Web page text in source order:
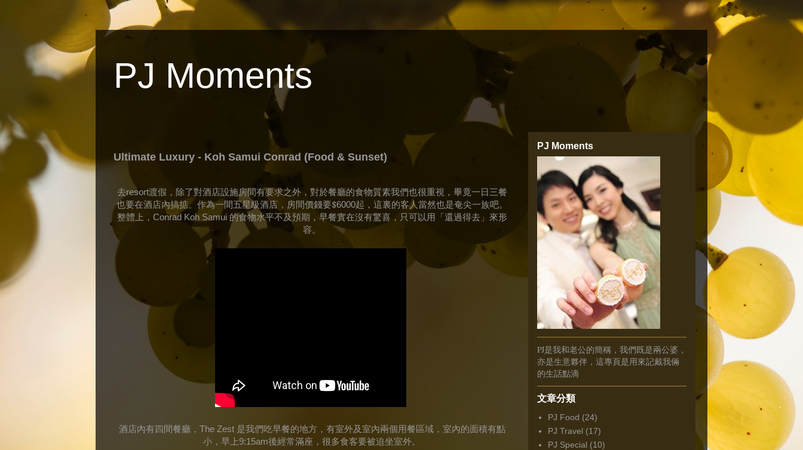
PJ Moments
Ultimate Luxury - Koh Samui Conrad (Food & Sunset)
去resort渡假，除了對酒店設施房間有要求之外，對於餐廳的食物質素我們也很重視，畢竟一日三餐
也要在酒店內搞掂。作為一間五星級酒店，房間價錢要$6000起，這裏的客人當然也是奄尖一族吧。
整體上， Conrad Koh Samui 的食物水平不及預期，早餐實在沒有驚喜，只可以用「還過得去」來形
容。
酒店內有四間餐廳， The Zest 是我們吃早餐的地方，有室外及室內兩個用餐區域，室內的面積有點
小，早上9:15am後經常滿座，很多食客要被迫坐室外。
PJ Moments
PJ是我和老公的簡稱，我們既是兩公婆，
亦是生意夥伴，這專頁是用來記戴我倆
的生話點滴
文章分類
PJ Food (24)
PJ Travel (17)
PJ Special (10)